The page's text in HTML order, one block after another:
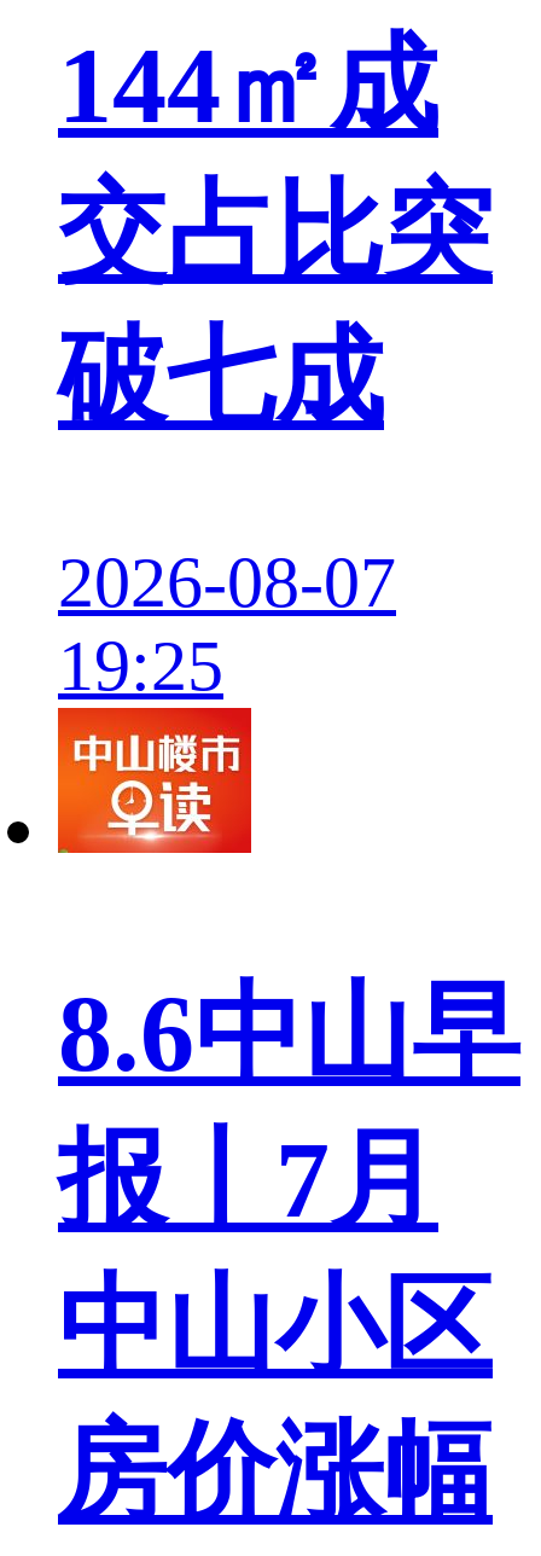
144㎡成
交占比突
破七成
2026-08-07
19:25
8.6中山早
报丨7月
中山小区
房价涨幅